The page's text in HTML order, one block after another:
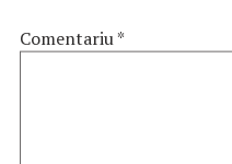
Comentariu*